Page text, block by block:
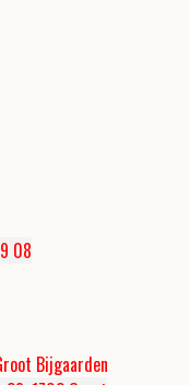
08
Bijgaarden